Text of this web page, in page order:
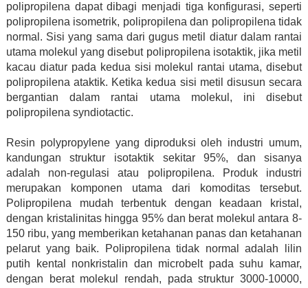
polipropilena dapat dibagi menjadi tiga konfigurasi, seperti
polipropilena isometrik, polipropilena dan polipropilena tidak
normal. Sisi yang sama dari gugus metil diatur dalam rantai
utama molekul yang disebut polipropilena isotaktik, jika metil
kacau diatur pada kedua sisi molekul rantai utama, disebut
polipropilena ataktik. Ketika kedua sisi metil disusun secara
bergantian dalam rantai utama molekul, ini disebut
polipropilena syndiotactic.
Resin polypropylene yang diproduksi oleh industri umum,
kandungan struktur isotaktik sekitar 95%, dan sisanya
adalah non-regulasi atau polipropilena. Produk industri
merupakan komponen utama dari komoditas tersebut.
Polipropilena mudah terbentuk dengan keadaan kristal,
dengan kristalinitas hingga 95% dan berat molekul antara 8-
150 ribu, yang memberikan ketahanan panas dan ketahanan
pelarut yang baik. Polipropilena tidak normal adalah lilin
putih kental nonkristalin dan microbelt pada suhu kamar,
dengan berat molekul rendah, pada struktur 3000-10000,